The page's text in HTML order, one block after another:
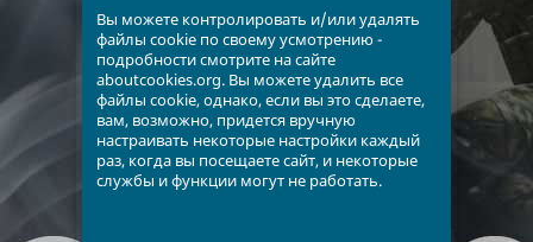
Вы можете контролировать и/или удалять
файлы cookie по своему усмотрению -
подробности смотрите на сайте
aboutcookies.org. Вы можете удалить все
файлы cookie, однако, если вы это сделаете,
вам, возможно, придется вручную
настраивать некоторые настройки каждый
раз, когда вы посещаете сайт, и некоторые
службы и функции могут не работать.